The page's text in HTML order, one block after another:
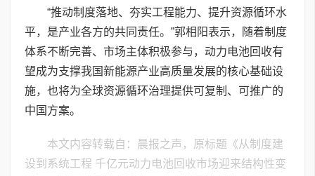
“推动制度落地、夯实工程能力、提升资源循环水
平，是产业各方的共同责任。”郭相阳表示，随着制度
体系不断完善、市场主体积极参与，动力电池回收有
望成为支撑我国新能源产业高质量发展的核心基础设
施，也将为全球资源循环治理提供可复制、可推广的
中国方案。
本文内容转载自：晨报之声，原标题《从制度建
设到系统工程 千亿元动力电池回收市场迎来结构性变